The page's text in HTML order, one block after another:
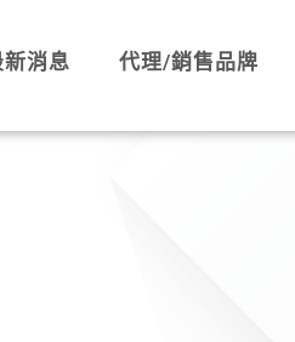
新消息 代理/銷售品牌